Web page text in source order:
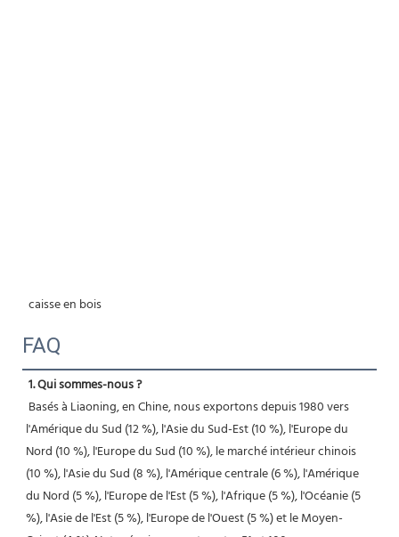
caisse en bois
FAQ
1. Qui sommes-nous ?
l'Amérique du Sud (12 %), l'Asie du Sud-Est (10 %), l'Europe du
Nord (10 %), l'Europe du Sud (10 %), le marché intérieur chinois
(10 %), l'Asie du Sud (8 %), l'Amérique centrale (6 %), l'Amérique
du Nord (5 %), l'Europe de l'Est (5 %), l'Afrique (5 %), l'Océanie (5
%), l'Asie de l'Est (5 %), l'Europe de l'Ouest (5 %) et le Moyen-